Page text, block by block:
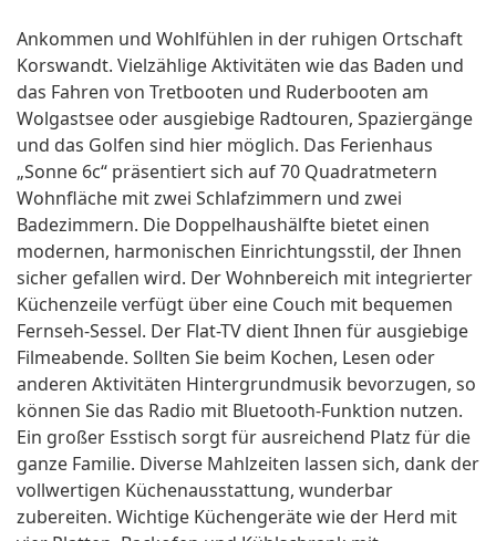
Ankommen und Wohlfühlen in der ruhigen Ortschaft
Korswandt. Vielzählige Aktivitäten wie das Baden und
das Fahren von Tretbooten und Ruderbooten am
Wolgastsee oder ausgiebige Radtouren, Spaziergänge
und das Golfen sind hier möglich. Das Ferienhaus
„Sonne 6c“ präsentiert sich auf 70 Quadratmetern
Wohnfläche mit zwei Schlafzimmern und zwei
Badezimmern. Die Doppelhaushälfte bietet einen
modernen, harmonischen Einrichtungsstil, der Ihnen
sicher gefallen wird. Der Wohnbereich mit integrierter
Küchenzeile verfügt über eine Couch mit bequemen
Fernseh-Sessel. Der Flat-TV dient Ihnen für ausgiebige
Filmeabende. Sollten Sie beim Kochen, Lesen oder
anderen Aktivitäten Hintergrundmusik bevorzugen, so
können Sie das Radio mit Bluetooth-Funktion nutzen.
Ein großer Esstisch sorgt für ausreichend Platz für die
ganze Familie. Diverse Mahlzeiten lassen sich, dank der
vollwertigen Küchenausstattung, wunderbar
zubereiten. Wichtige Küchengeräte wie der Herd mit